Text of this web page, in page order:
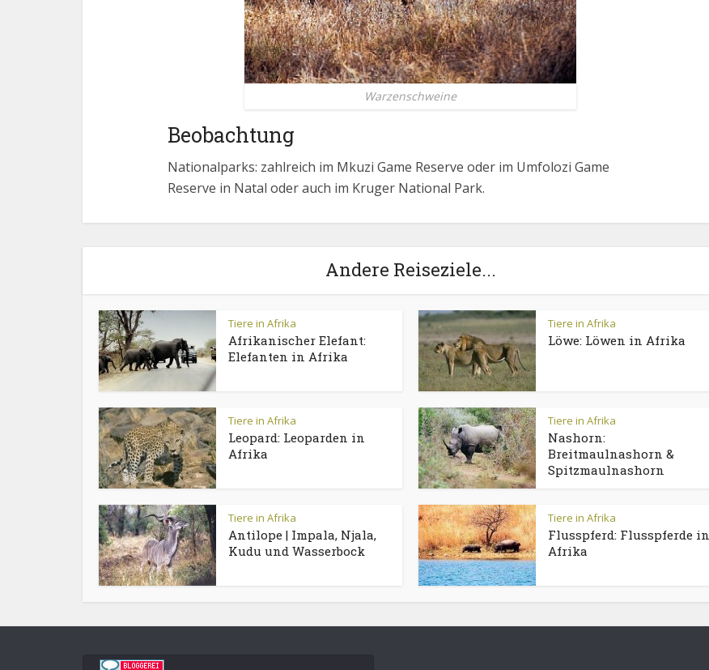
Warzenschweine
Beobachtung
Nationalparks: zahlreich im Mkuzi Game Reserve oder im Umfolozi Game
Reserve in Natal oder auch im Kruger National Park.
Andere Reiseziele...
Tiere in Afrika
Afrikanischer Elefant:
Elefanten in Afrika
Tiere in Afrika
Löwe: Löwen in Afrika
Tiere in Afrika
Leopard: Leoparden in
Afrika
Tiere in Afrika
Nashorn:
Breitmaulnashorn &
Spitzmaulnashorn
Tiere in Afrika
Antilope | Impala, Njala,
Kudu und Wasserbock
Tiere in Afrika
Flusspferd: Flusspferde in
Afrika